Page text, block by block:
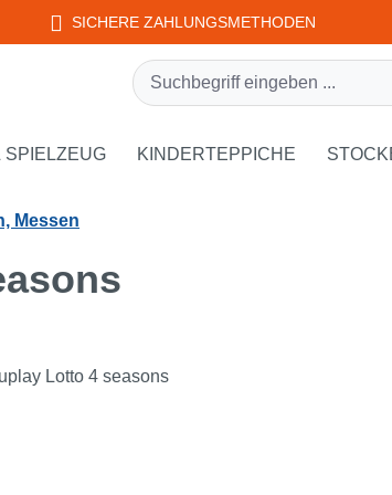
SICHERE ZAHLUNGSMETHODEN
der Kategorie EDUPLAY
das Dropdown der Kategorie WEPLAY
SPIELZEUG KINDERTEPPICHE
Messen